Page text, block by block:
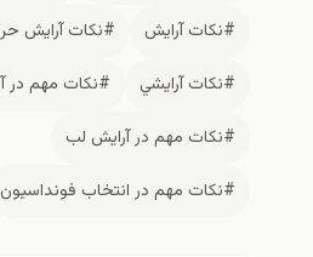
#نكات آرايش
#نكات آرايش
#نكات آرايشي
#نكات مهم در
#نكات مهم در آرايش لب
#نكات مهم در انتخاب فونداسیون